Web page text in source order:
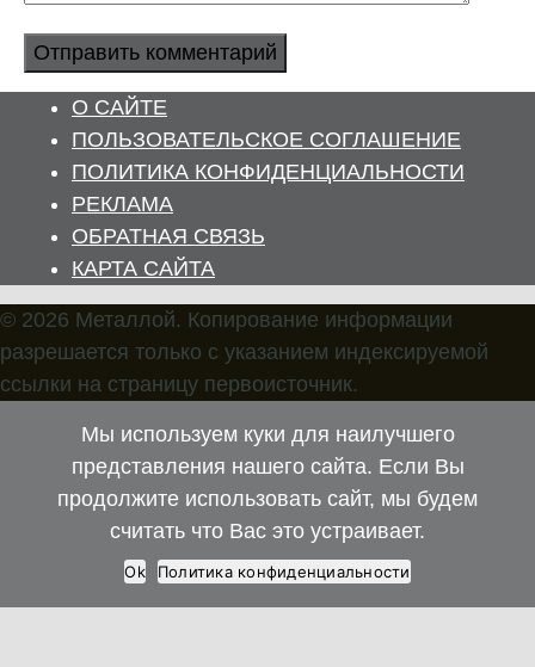
О САЙТЕ
ПОЛЬЗОВАТЕЛЬСКОЕ СОГЛАШЕНИЕ
ПОЛИТИКА КОНФИДЕНЦИАЛЬНОСТИ
РЕКЛАМА
ОБРАТНАЯ СВЯЗЬ
КАРТА САЙТА
© 2026 Металлой. Копирование информации
разрешается только с указанием индексируемой
ссылки на страницу первоисточник.
Мы используем куки для наилучшего
представления нашего сайта. Если Вы
продолжите использовать сайт, мы будем
считать что Вас это устраивает.
Ok Политика конфиденциальности